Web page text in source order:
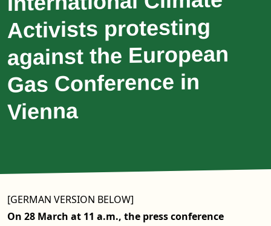
Activists protesting
against the European
Gas Conference in
Vienna
[GERMAN VERSION BELOW]
On 28 March at 11 a.m., the press conference